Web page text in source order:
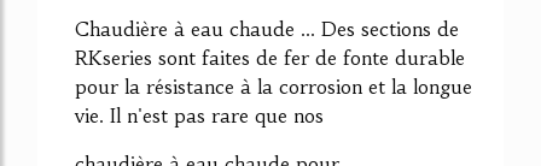
Chaudière à eau chaude ... Des sections de
RKseries sont faites de fer de fonte durable
pour la résistance à la corrosion et la longue
vie. Il n'est pas rare que nos